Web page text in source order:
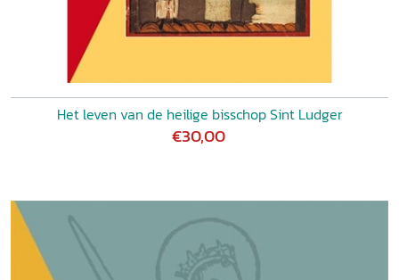
Het leven van de heilige bisschop Sint Ludger
€30,00